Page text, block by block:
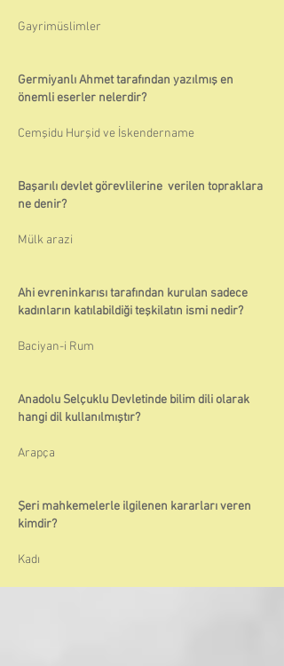
Gayrimüslimler
Germiyanlı Ahmet tarafından yazılmış en
önemli eserler nelerdir?
Cemşidu Hurşid ve İskendername
Başarılı devlet görevlilerine verilen topraklara
ne denir?
Mülk arazi
Ahi evreninkarısı tarafından kurulan sadece
kadınların katılabildiği teşkilatın ismi nedir?
Baciyan-i Rum
Anadolu Selçuklu Devletinde bilim dili olarak
hangi dil kullanılmıştır?
Arapça
Şeri mahkemelerle ilgilenen kararları veren
kimdir?
Kadı